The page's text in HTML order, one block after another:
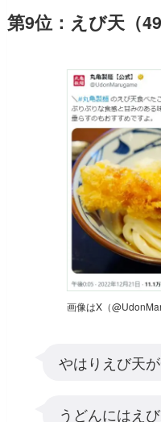
第9位：えび天（
画像はX（
やはりえび天
うどんにはえ